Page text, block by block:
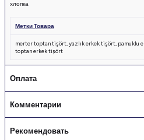
хлопка
Метки Товара
merter toptan tişört yazlık erkek tişört pamuklu
toptan erkek tişört
Оплата
Комментарии
Рекомендовать